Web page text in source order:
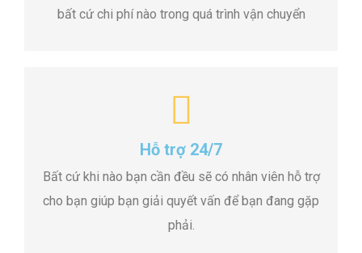
bất cứ chi phí nào trong quá trình vận chuyển
Hỗ trợ 24/7
Bất cứ khi nào bạn cần đều sẽ có nhân viên hỗ trợ
cho bạn giúp bạn giải quyết vấn để bạn đang gặp
phải.